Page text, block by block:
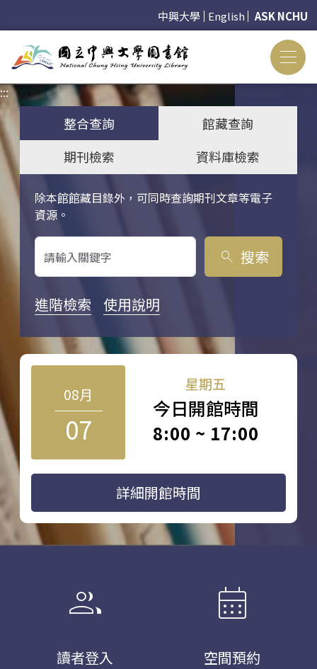
中興大學 English ASK NCHU
:::
整合查詢
館藏查詢
期刊檢索
資料庫檢索
除本館館藏目錄外，可同時查詢期刊文章等電子
資源。
關鍵字搜尋
search 搜索
進階檢索 使用說明
08月
07
星期五
今日開館時間
8:00 ~ 17:00
詳細開館時間
group
讀者登入
calendar_month
空間預約